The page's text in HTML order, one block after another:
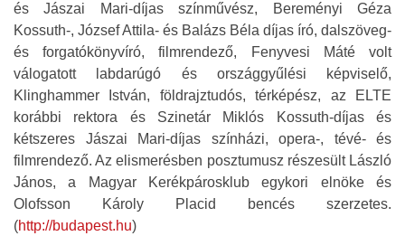
és Jászai Mari-díjas színművész, Bereményi Géza
Kossuth-, József Attila- és Balázs Béla díjas író, dalszöveg-
és forgatókönyvíró, filmrendező, Fenyvesi Máté volt
válogatott labdarúgó és országgyűlési képviselő,
Klinghammer István, földrajztudós, térképész, az ELTE
korábbi rektora és Szinetár Miklós Kossuth-díjas és
kétszeres Jászai Mari-díjas színházi, opera-, tévé- és
filmrendező. Az elismerésben posztumusz részesült László
János, a Magyar Kerékpárosklub egykori elnöke és
Olofsson Károly Placid bencés szerzetes.
(http://budapest.hu)